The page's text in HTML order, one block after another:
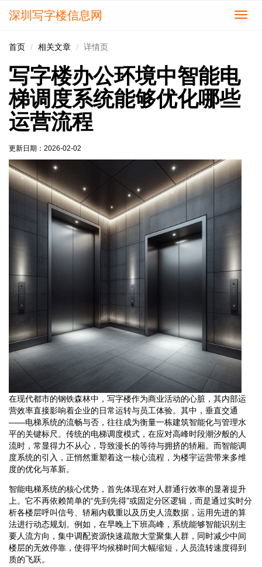
切
深圳写字楼信息网
首页 相关文章 详情页
写字楼办公环境中智能电
梯调度系统能够优化哪些
运营流程
更新日期： 2026-02-02
在现代都市的钢铁森林中，写字楼作为商业活动的心脏，其内部运
营效率直接影响着企业的日常运转与员工体验。其中，垂直交通
——电梯系统的流畅与否，往往成为衡量一栋建筑智能化与管理水
平的关键标尺。传统的电梯调度模式，在应对高峰时段潮汐般的人
流时，常显得力不从心，导致漫长的等待与拥挤的轿厢。而智能调
度系统的引入，正悄然重塑着这一核心流程，为楼宇运营带来多维
度的优化与革新。
智能电梯系统的核心优势，首先体现在对人群通行效率的显著提升
上。它不再依赖简单的“先到先得”或固定分区逻辑，而是通过实时分
析各楼层呼叫信号、轿厢内载重以及历史人流数据，运用先进的算
法进行动态规划。例如，在早晚上下班高峰，系统能够智能识别主
要人流方向，集中调配资源快速疏散大堂聚集人群，同时减少中间
楼层的无效停靠，使得平均候梯时间大幅缩短，人员流转速度得到
质的飞跃。